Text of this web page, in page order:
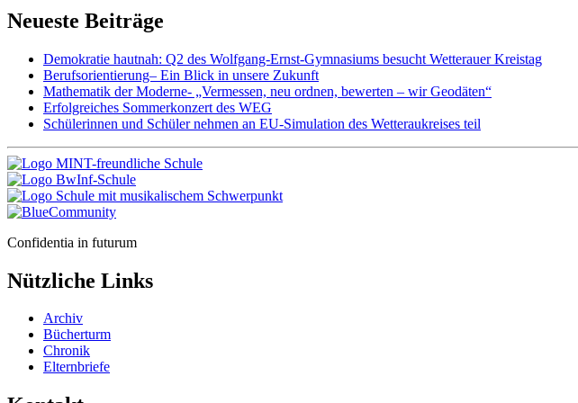
Neueste Beiträge
Demokratie hautnah: Q2 des Wolfgang-Ernst-Gymnasiums besucht Wetterauer Kreistag
Berufsorientierung– Ein Blick in unsere Zukunft
Mathematik der Moderne- „Vermessen, neu ordnen, bewerten – wir Geodäten“
Erfolgreiches Sommerkonzert des WEG
Schülerinnen und Schüler nehmen an EU-Simulation des Wetteraukreises teil
Confidentia in futurum
Nützliche Links
Archiv
Bücherturm
Chronik
Elternbriefe